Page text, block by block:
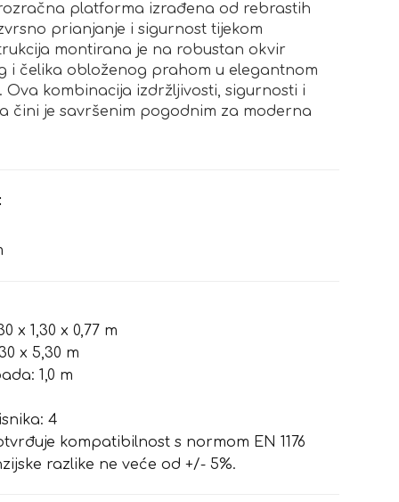
platforma izrađena od rebrastih
prianjanje i sigurnost tijekom
montirana je na robustan okvir
i čelika obloženog prahom u elegantnom
Ova kombinacija izdržljivosti, sigurnosti i
čini je savršenim pogodnim za moderna
x 1,30 x 0,77 m
x 5,30 m
1,0 m
4
kompatibilnost s normom EN 1176
razlike ne veće od +/- 5%.